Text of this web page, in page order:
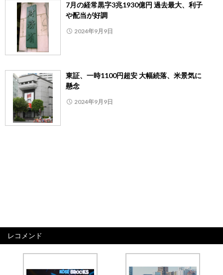
7月の経常黒字3兆1930億円 過去最大、利子
や配当が好調
2024年9月9日
東証、一時1100円超安 大幅続落、米景気に
懸念
2024年9月9日
レコメンド